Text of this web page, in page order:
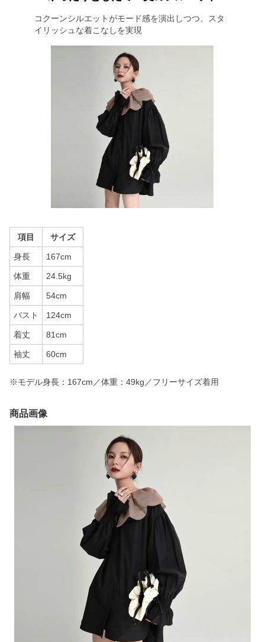
コクーンシルエットがモード感を演出しつつ、スタ
イリッシュな着こなしを実現
項目 サイズ
身長 167cm
体重 24.5kg
肩幅 54cm
バスト 124cm
着丈 81cm
袖丈 60cm
※モデル身長：167cm／体重：49kg／フリーサイズ着用
商品画像